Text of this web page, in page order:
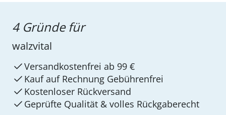
4 Gründe für
walzvital
Versandkostenfrei ab 99 €
Kauf auf Rechnung Gebührenfrei
Kostenloser Rückversand
Geprüfte Qualität & volles Rückgaberecht